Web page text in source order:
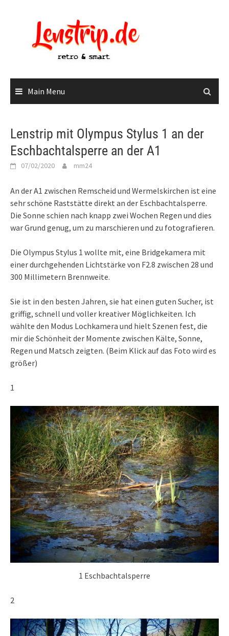
Main Menu
Lenstrip mit Olympus Stylus 1 an der
Eschbachtalsperre an der A1
07/02/2020 mm24
An der A1 zwischen Remscheid und Wermelskirchen ist eine
sehr schöne Raststätte direkt an der Eschbachtalsperre.
Die Sonne schien nach knapp zwei Wochen Regen und dies
war Grund genug, um zu marschieren und zu fotografieren.
Die Olympus Stylus 1 wollte mit, eine Bridgekamera mit
einer durchgehenden Lichtstärke von F2.8 zwischen 28 und
300 Millimetern Brennweite.
Sie ist in den besten Jahren, sie hat einen guten Sucher, ist
griffig, schnell und voller kreativer Möglichkeiten. Ich
wählte den Modus Lochkamera und hielt Szenen fest, die
mir die Schönheit der Momente zwischen Kälte, Sonne,
Regen und Matsch zeigten. (Beim Klick auf das Foto wird es
größer)
1
1 Eschbachtalsperre
2